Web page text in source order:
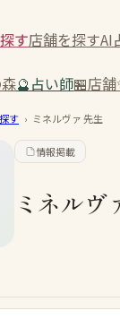
す店舗を探すAI
🔮占い師🏪店舗
す › ミネルヴァ先生
情報掲載
ミネルヴ